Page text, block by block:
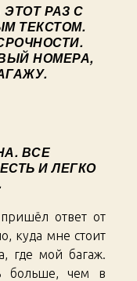
РАЗ С
ТЕКСТОМ.
НОМЕРА,
ВСЕ
И ЛЕГКО
ответ от
куда мне стоит
где мой багаж.
больше, чем в